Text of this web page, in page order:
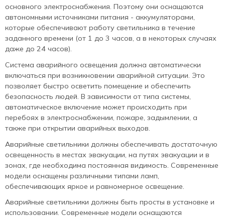
основного электроснабжения. Поэтому они оснащаются
автономными источниками питания - аккумуляторами,
которые обеспечивают работу светильника в течение
заданного времени (от 1 до 3 часов, а в некоторых случаях
даже до 24 часов).
Система аварийного освещения должна автоматически
включаться при возникновении аварийной ситуации. Это
позволяет быстро осветить помещение и обеспечить
безопасность людей. В зависимости от типа системы,
автоматическое включение может происходить при
перебоях в электроснабжении, пожаре, задымлении, а
также при открытии аварийных выходов.
Аварийные светильники должны обеспечивать достаточную
освещенность в местах эвакуации, на путях эвакуации и в
зонах, где необходима постоянная видимость. Современные
модели оснащены различными типами ламп,
обеспечивающих яркое и равномерное освещение.
Аварийные светильники должны быть просты в установке и
использовании. Современные модели оснащаются